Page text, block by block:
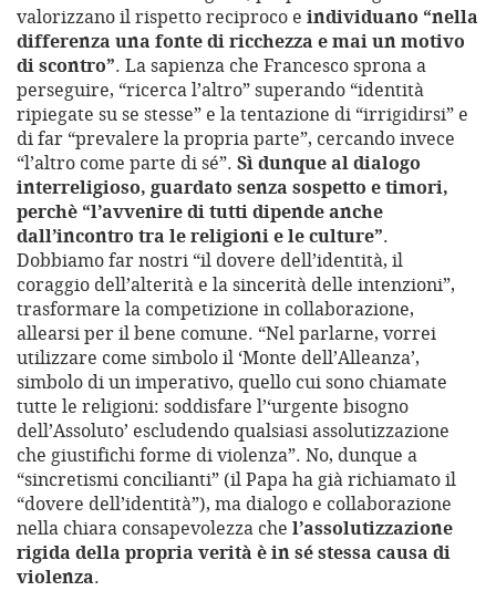
valorizzano il rispetto reciproco e individuano “nella
differenza una fonte di ricchezza e mai un motivo
di scontro”. La sapienza che Francesco sprona a
perseguire, “ricerca l’altro” superando “identità
ripiegate su se stesse” e la tentazione di “irrigidirsi” e
di far “prevalere la propria parte”, cercando invece
“l’altro come parte di sé”. Sì dunque al dialogo
interreligioso, guardato senza sospetto e timori,
perchè “l’avvenire di tutti dipende anche
dall’incontro tra le religioni e le culture”.
Dobbiamo far nostri “il dovere dell’identità, il
coraggio dell’alterità e la sincerità delle intenzioni”,
trasformare la competizione in collaborazione,
allearsi per il bene comune. “Nel parlarne, vorrei
utilizzare come simbolo il ‘Monte dell’Alleanza’,
simbolo di un imperativo, quello cui sono chiamate
tutte le religioni: soddisfare l’‘urgente bisogno
dell’Assoluto’ escludendo qualsiasi assolutizzazione
che giustifichi forme di violenza”. No, dunque a
“sincretismi concilianti” (il Papa ha già richiamato il
“dovere dell’identità”), ma dialogo e collaborazione
nella chiara consapevolezza che l’assolutizzazione
rigida della propria verità è in sé stessa causa di
violenza.